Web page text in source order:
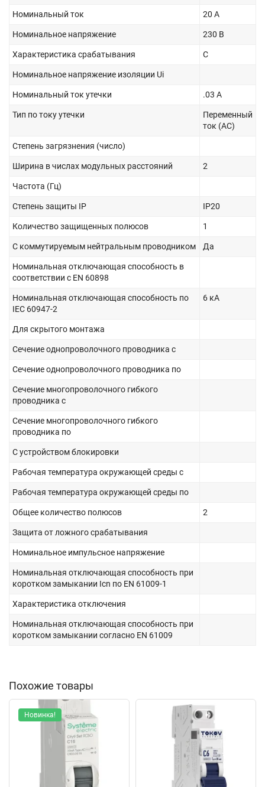
Номинальный ток 20 А
Номинальное напряжение 230 В
Характеристика срабатывания C
Номинальное напряжение изоляции Ui
Номинальный ток утечки .03 А
Тип по току утечки
Переменный
ток (AC)
Степень загрязнения (число)
Ширина в числах модульных расстояний 2
Частота (Гц)
Степень защиты IP IP20
Количество защищенных полюсов 1
С коммутируемым нейтральным проводником Да
Номинальная отключающая способность в
соответствии с EN 60898
Номинальная отключающая способность по
IEC 60947-2
6 кА
Для скрытого монтажа
Сечение однопроволочного проводника с
Сечение однопроволочного проводника по
Сечение многопроволочного гибкого
проводника с
Сечение многопроволочного гибкого
проводника по
С устройством блокировки
Рабочая температура окружающей среды с
Рабочая температура окружающей среды по
Общее количество полюсов 2
Защита от ложного срабатывания
Номинальное импульсное напряжение
Номинальная отключающая способность при
коротком замыкании Icn по EN 61009-1
Характеристика отключения
Номинальная отключающая способность при
коротком замыкании согласно EN 61009
Похожие товары
Новинка!